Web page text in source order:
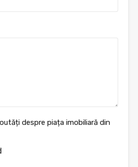
despre piața imobiliară din